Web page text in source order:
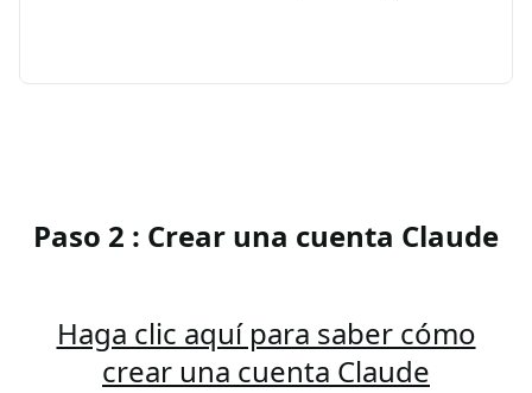
Paso 2 : Crear una cuenta Claude
Haga clic aquí para saber cómo
crear una cuenta Claude